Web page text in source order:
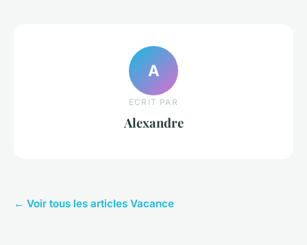
A
ECRIT PAR
Alexandre
← Voir tous les articles Vacance